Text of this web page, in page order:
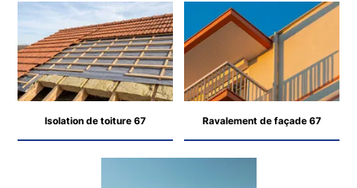
Isolation de toiture 67 Ravalement de façade 67